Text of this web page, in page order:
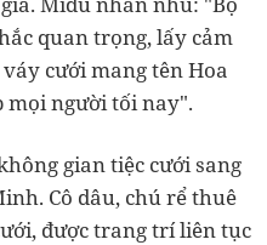
quan trọng, lấy cảm
cưới mang tên Hoa
mọi người tối nay".
gian tiệc cưới sang
Cô dâu, chú rể thuê
được trang trí liên tục